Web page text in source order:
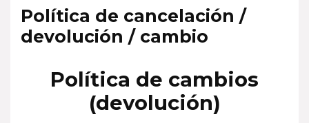
Política de cancelación /
devolución / cambio
Política de cambios
(devolución)